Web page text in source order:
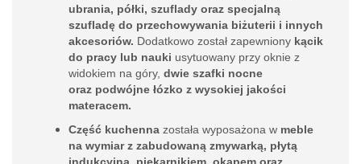
ubrania, półki, szuflady oraz specjalną
szufladę do przechowywania biżuterii i innych
akcesoriów. Dodatkowo został zapewniony kącik
do pracy lub nauki usytuowany przy oknie z
widokiem na góry, dwie szafki nocne
oraz podwójne łózko z wysokiej jakości
materacem.
Część kuchenna została wyposażona w meble
na wymiar z zabudowaną zmywarką, płytą